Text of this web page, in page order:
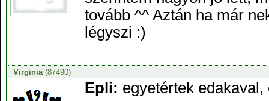
tovább ^^ Aztán ha már
légyszi :)
Virginia(87490)
Epli: egyetértek